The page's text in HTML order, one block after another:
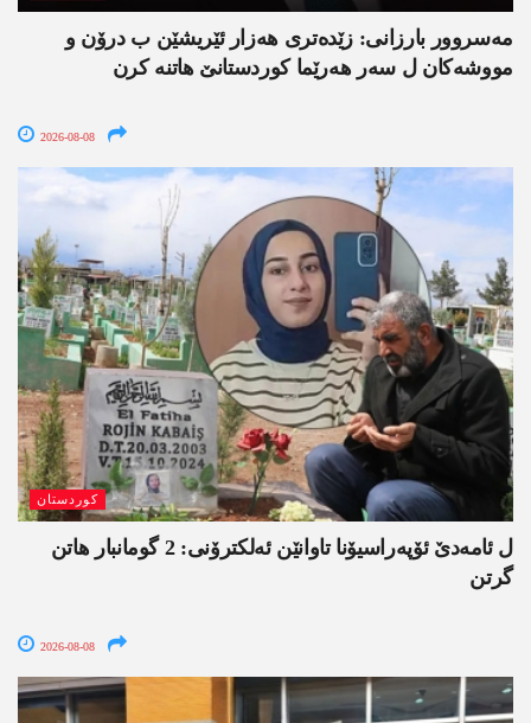
مەسروور بارزانی: زێدەتری ھەزار ئێریشێن ب درۆن و
مووشەکان ل سەر ھەرێما کوردستانێ ھاتنە کرن
2026-08-08
کوردستان
ل ئامەدێ ئۆپەراسیۆنا تاوانێن ئەلکترۆنی: 2 گومانبار ھاتن
گرتن
2026-08-08